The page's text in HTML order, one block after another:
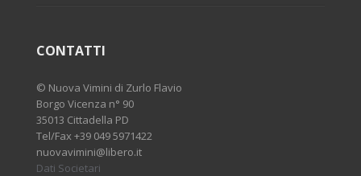
CONTATTI
© Nuova Vimini di Zurlo Flavio
Borgo Vicenza n° 90
35013 Cittadella PD
Tel/Fax +39 049 5971422
nuovavimini@libero.it
Dati Societari